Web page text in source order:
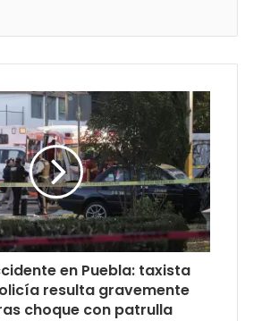
en Puebla: taxista
resulta gravemente
choque con patrulla